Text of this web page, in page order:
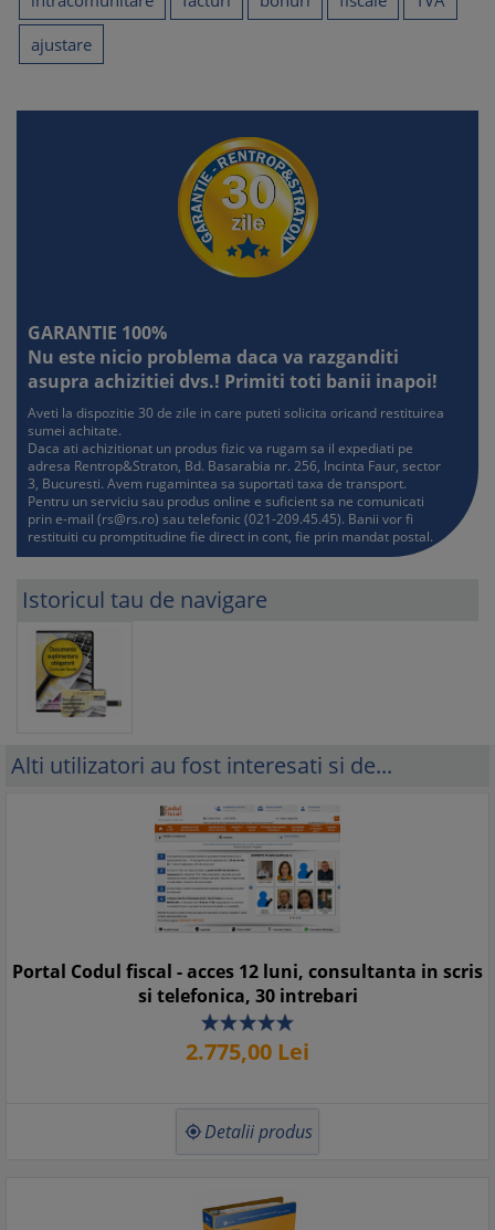
ajustare
GARANTIE 100%
Nu este nicio problema daca va razganditi
asupra achizitiei dvs.! Primiti toti banii inapoi!
Aveti la dispozitie 30 de zile in care puteti solicita oricand restituirea
sumei achitate.
Daca ati achizitionat un produs fizic va rugam sa il expediati pe
adresa Rentrop&Straton, Bd. Basarabia nr. 256, Incinta Faur, sector
3, Bucuresti. Avem rugamintea sa suportati taxa de transport.
Pentru un serviciu sau produs online e suficient sa ne comunicati
prin e-mail (rs@rs.ro) sau telefonic (021-209.45.45). Banii vor fi
restituiti cu promptitudine fie direct in cont, fie prin mandat postal.
Istoricul tau de navigare
Alti utilizatori au fost interesati si de...
Portal Codul fiscal - acces 12 luni, consultanta in scris
si telefonica, 30 intrebari
2.775,00 Lei
 Detalii produs